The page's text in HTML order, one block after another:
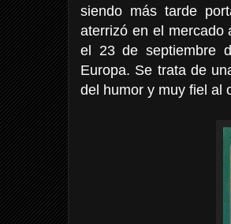
siendo más tarde
aterrizó en el mercado
el 23 de septiembre
Europa. Se trata de
del humor y muy fiel al